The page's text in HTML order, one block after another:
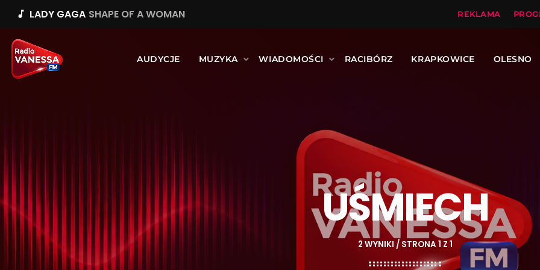
music_note LADY GAGA SHAPE OF A WOMAN REKLAMA
AUDYCJE MUZYKA WIADOMOŚCI RACIBÓRZ KRAPKOWICE OLESNO
UŚMIECH
2 WYNIKI / STRONA 1 Z 1